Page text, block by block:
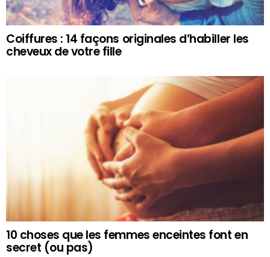
Coiffures : 14 façons originales d’habiller les
cheveux de votre fille
10 choses que les femmes enceintes font en
secret (ou pas)